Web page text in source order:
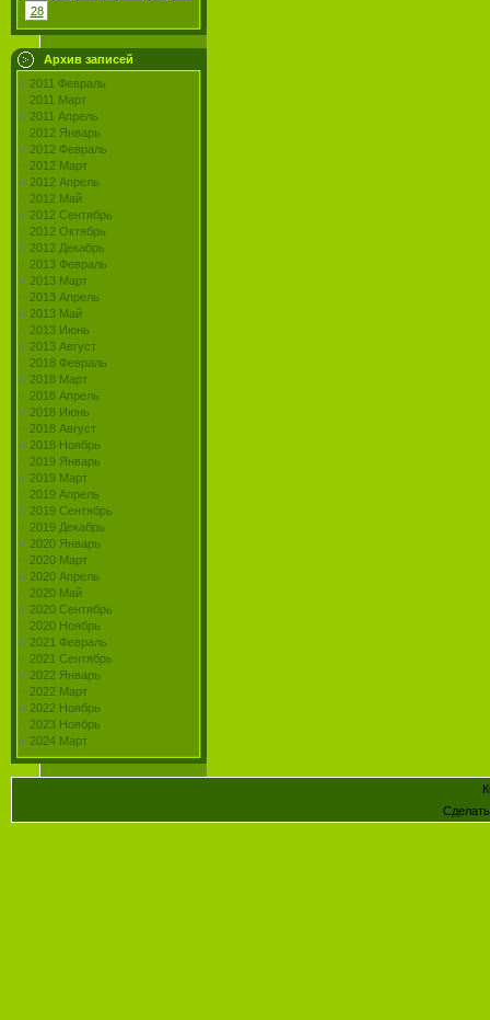
28
Архив записей
2011 Февраль
2011 Март
2011 Апрель
2012 Январь
2012 Февраль
2012 Март
2012 Апрель
2012 Май
2012 Сентябрь
2012 Октябрь
2012 Декабрь
2013 Февраль
2013 Март
2013 Апрель
2013 Май
2013 Июнь
2013 Август
2018 Февраль
2018 Март
2018 Апрель
2018 Июнь
2018 Август
2018 Ноябрь
2019 Январь
2019 Март
2019 Апрель
2019 Сентябрь
2019 Декабрь
2020 Январь
2020 Март
2020 Апрель
2020 Май
2020 Сентябрь
2020 Ноябрь
2021 Февраль
2021 Сентябрь
2022 Январь
2022 Март
2022 Ноябрь
2023 Ноябрь
2024 Март